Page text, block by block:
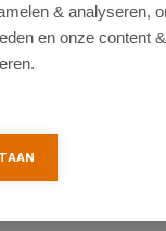
& analyseren,
en onze content &